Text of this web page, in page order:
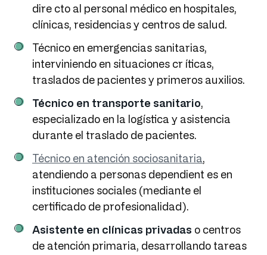
dire cto al personal médico en hospitales,
clínicas, residencias y centros de salud.
Técnico en emergencias sanitarias,
interviniendo en situaciones cr íticas,
traslados de pacientes y primeros auxilios.
Técnico en transporte sanitario,
especializado en la logística y asistencia
durante el traslado de pacientes.
Técnico en atención sociosanitaria,
atendiendo a personas dependient es en
instituciones sociales (mediante el
certificado de profesionalidad).
Asistente en clínicas privadas o centros
de atención primaria, desarrollando tareas